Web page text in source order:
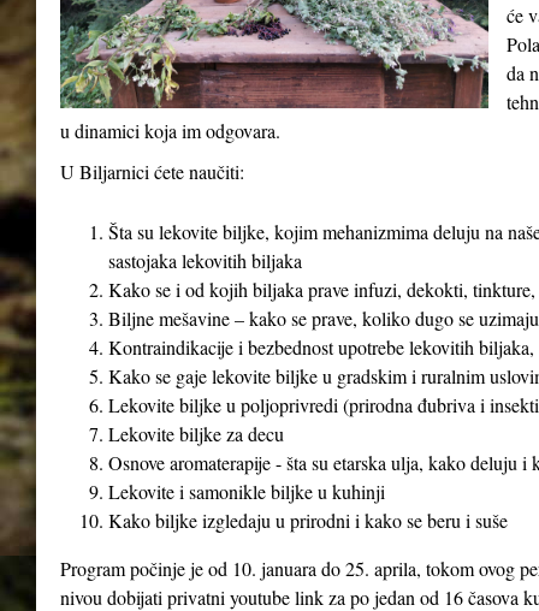
će
da
u dinamici koja im odgovara.
U Biljarnici ćete naučiti:
Šta su lekovite biljke, kojim mehanizmima deluju na
sastojaka lekovitih biljaka
Kako se i od kojih biljaka prave infuzi, dekokti,
Biljne mešavine – kako se prave, koliko dugo se uzimaju
Kontraindikacije i bezbednost upotrebe lekovitih
Kako se gaje lekovite biljke u gradskim i ruralnim
Lekovite biljke u poljoprivredi (prirodna đubriva i
Lekovite biljke za decu
Osnove aromaterapije - šta su etarska ulja, kako deluju
Lekovite i samonikle biljke u kuhinji
Kako biljke izgledaju u prirodni i kako se beru i suše
Program počinje je od 10. januara do 25. aprila, tokom ovog
nivou dobijati privatni youtube link za po jedan od 16 časova